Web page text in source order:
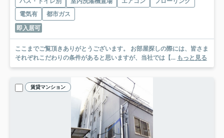
電気有
都市ガス
即入居可
ここまでご覧頂きありがとうございます。 お部屋探しの際には、皆さま
それぞれこだわりの条件があると思いますが、当社では【... もっと見る
賃貸マンション